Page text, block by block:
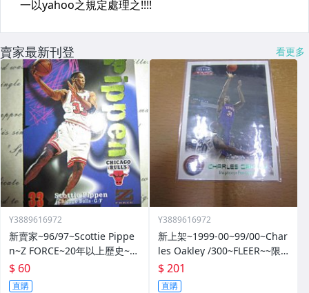
賣家最新刊登 看更多
Y3889616972
新賣家~96/97~Scottie Pippe
n~Z FORCE~20年以上歷史~無
限量~
$ 60
直購
Y3889616972
新上架~1999-00~99/00~Char
les Oakley /300~FLEER~~限
量/300~1060114-1
$ 201
直購